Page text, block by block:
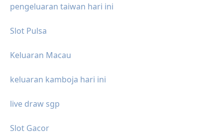
pengeluaran taiwan hari ini
Slot Pulsa
Keluaran Macau
keluaran kamboja hari ini
live draw sgp
Slot Gacor